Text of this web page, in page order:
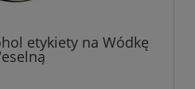
etykiety na Wódkę